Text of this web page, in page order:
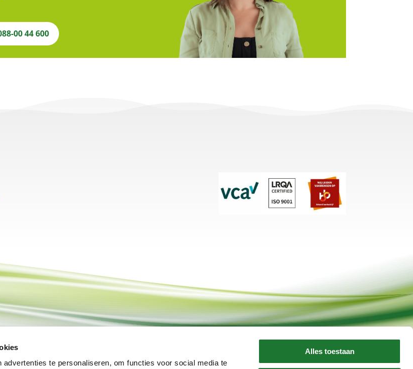
te personaliseren, om functies voor social media te
Alles toestaan
00 44 600